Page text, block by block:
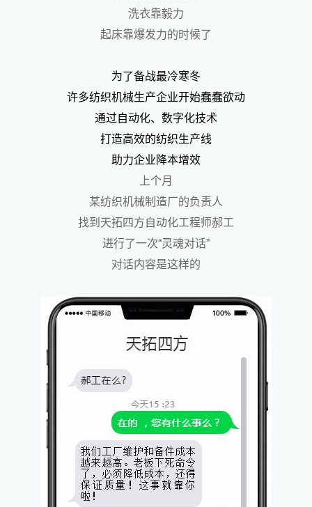
洗衣靠毅力
起床靠爆发力的时候了
为了备战最冷寒冬
许多纺织机械生产企业开始蠢蠢欲动
通过自动化、数字化技术
打造高效的纺织生产线
助力企业降本增效
上个月
某纺织机械制造厂的负责人
找到天拓四方自动化工程师郝工
进行了一次“灵魂对话”
对话内容是这样的